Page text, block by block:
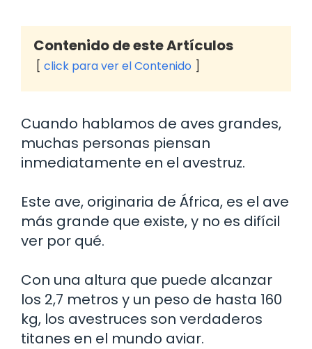
Contenido de este Artículos
click para ver el Contenido
Cuando hablamos de aves grandes,
muchas personas piensan
inmediatamente en el avestruz.
Este ave, originaria de África, es el ave
más grande que existe, y no es difícil
ver por qué.
Con una altura que puede alcanzar
los 2,7 metros y un peso de hasta 160
kg, los avestruces son verdaderos
titanes en el mundo aviar.